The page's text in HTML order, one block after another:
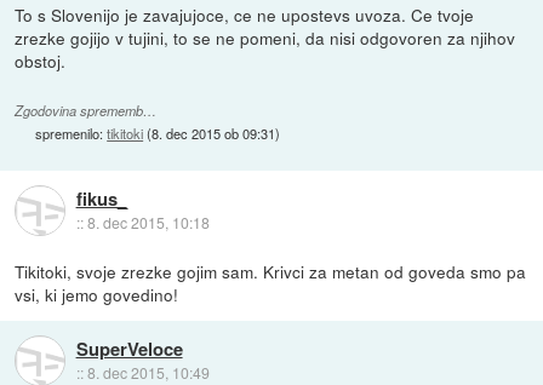
To s Slovenijo je zavajujoce, ce ne upostevs uvoza. Ce tvoje
zrezke gojijo v tujini, to se ne pomeni, da nisi odgovoren za njihov
obstoj.
Zgodovina sprememb…
spremenilo:tikitoki(8. dec 2015 ob 09:31)
fikus_
::8. dec 2015, 10:18
Tikitoki, svoje zrezke gojim sam. Krivci za metan od goveda smo pa
vsi, ki jemo govedino!
SuperVeloce
::8. dec 2015, 10:49